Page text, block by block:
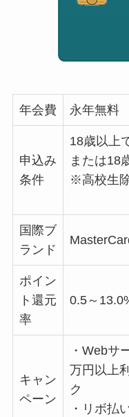
年会費 永年無料
申込み
条件
18歳以上
または18
※高校生
国際ブ
ランド
ポイン
ト還元
率
0.5～
キャン
ペーン
・Webサ
万円以上
ク
・リボ払